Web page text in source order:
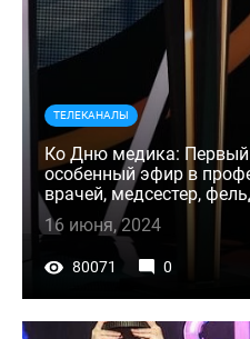
ТЕЛЕКАНАЛЫ
Ко Дню медика: Первый
особенный эфир в
врачей, медсестер,
16 июня, 2024
80071 0